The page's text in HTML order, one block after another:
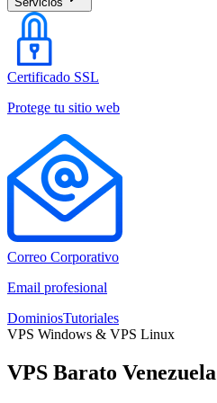
Certificado SSL
Protege tu sitio web
Correo Corporativo
Email profesional
DominiosTutoriales
VPS Windows & VPS Linux
VPS Barato Venezuela